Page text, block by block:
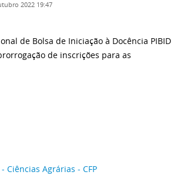
2022 19:47
de Bolsa de Iniciação à Docência PIBID
de inscrições para as
Ciências Agrárias - CFP